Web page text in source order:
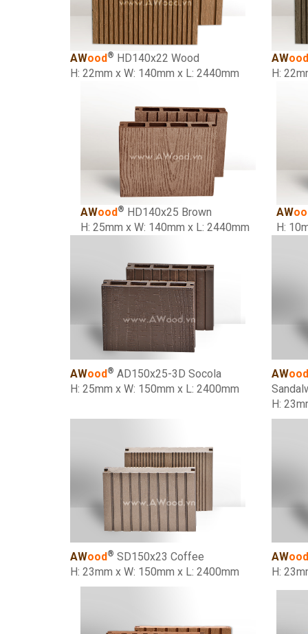
AWood ® HD140x22 Wood
H: 22mm x W: 140mm x L: 2440mm
AWood
H:
AWood ® HD140x25 Brown
H: 25mm x W: 140mm x L: 2440mm
AW
H:
AWood® AD150x25-3D Socola
H: 25mm x W: 150mm x L: 2400mm
AWood
H:
AWood® SD150x23 Coffee
H: 23mm x W: 150mm x L: 2400mm
AWood
H: